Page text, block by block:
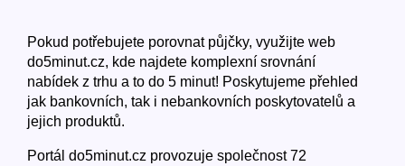
Pokud potřebujete porovnat půjčky, využijte web
do5minut.cz, kde najdete komplexní srovnání
nabídek z trhu a to do 5 minut! Poskytujeme přehled
jak bankovních, tak i nebankovních poskytovatelů a
jejich produktů.
Portál do5minut.cz provozuje společnost 72